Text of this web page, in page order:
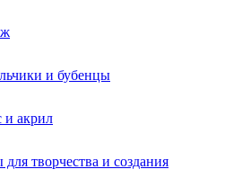
и бубенцы
и акрил
творчества и создания